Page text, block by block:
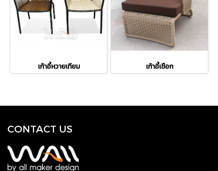
เก้าอี้หวายเทียม เก้าอี้เชือก
CONTACT US